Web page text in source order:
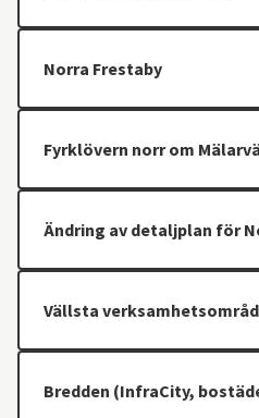
Norra Frestaby
Fyrklövern norr om
Ändring av detaljplan för
Vällsta
Bredden (InfraCity,